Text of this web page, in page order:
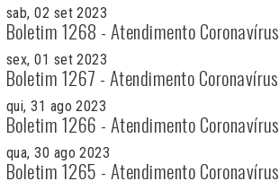
sab, 02 set 2023
Boletim 1268 - Atendimento Coronavírus
sex, 01 set 2023
Boletim 1267 - Atendimento Coronavírus
qui, 31 ago 2023
Boletim 1266 - Atendimento Coronavírus
qua, 30 ago 2023
Boletim 1265 - Atendimento Coronavírus